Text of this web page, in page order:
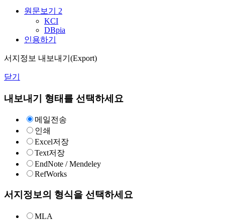
원문보기 2
KCI
DBpia
인용하기
서지정보 내보내기(Export)
닫기
내보내기 형태를 선택하세요
메일전송
인쇄
Excel저장
Text저장
EndNote / Mendeley
RefWorks
서지정보의 형식을 선택하세요
MLA